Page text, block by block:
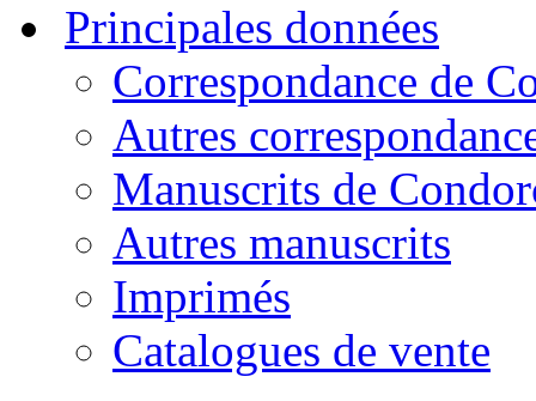
Principales données
Correspondance de
Autres
Manuscrits de
Autres manuscrits
Imprimés
Catalogues de vente